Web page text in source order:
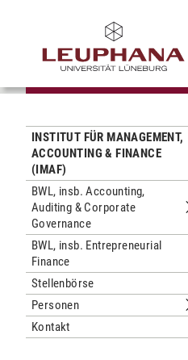
INSTITUT FÜR MANAGEMENT,
ACCOUNTING & FINANCE
(IMAF)
BWL, insb. Accounting,
Auditing & Corporate
Governance
BWL, insb. Entrepreneurial
Finance
Stellenbörse
Personen
Kontakt